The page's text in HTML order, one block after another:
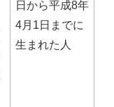
日から平成8年
4月1日までに
生まれた人